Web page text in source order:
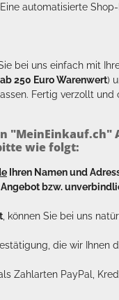
automatisierte
bei uns einfach mit
250 Euro Warenwert)
Fertig verzollt und
wie folgt:
Ihren Namen und
Angebot bzw.
, können Sie bei uns
die wir
Zahlarten PayPal,